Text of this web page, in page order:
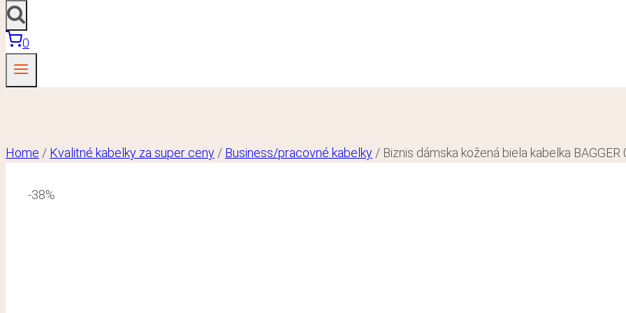
0
Home / Kvalitné kabelky za super ceny / Business/pracovné kabelky / Biznis dámska kožená biela kabelka BAGGER
-38%